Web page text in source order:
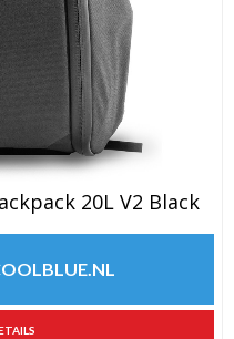
20L V2 Black